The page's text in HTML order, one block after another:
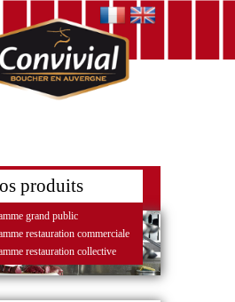
produits
grand public
restauration commerciale
restauration collective